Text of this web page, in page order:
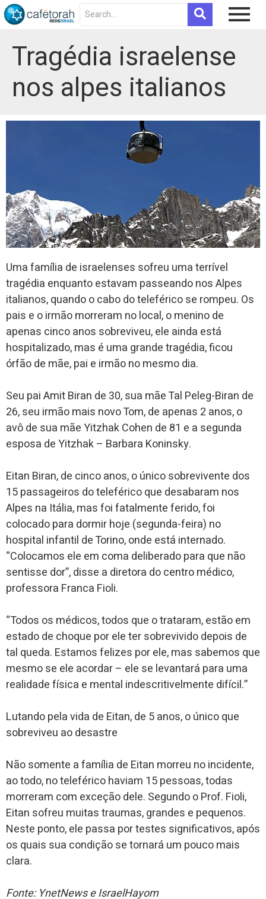
Tragédia israelense
nos alpes italianos
Uma família de israelenses sofreu uma terrível
tragédia enquanto estavam passeando nos Alpes
italianos, quando o cabo do teleférico se rompeu. Os
pais e o irmão morreram no local, o menino de
apenas cinco anos sobreviveu, ele ainda está
hospitalizado, mas é uma grande tragédia, ficou
órfão de mãe, pai e irmão no mesmo dia.
Seu pai Amit Biran de 30, sua mãe Tal Peleg-Biran de
26, seu irmão mais novo Tom, de apenas 2 anos, o
avô de sua mãe Yitzhak Cohen de 81 e a segunda
esposa de Yitzhak – Barbara Koninsky.
Eitan Biran, de cinco anos, o único sobrevivente dos
15 passageiros do teleférico que desabaram nos
Alpes na Itália, mas foi fatalmente ferido, foi
colocado para dormir hoje (segunda-feira) no
hospital infantil de Torino, onde está internado.
“Colocamos ele em coma deliberado para que não
sentisse dor”, disse a diretora do centro médico,
professora Franca Fioli.
“Todos os médicos, todos que o trataram, estão em
estado de choque por ele ter sobrevivido depois de
tal queda. Estamos felizes por ele, mas sabemos que
mesmo se ele acordar – ele se levantará para uma
realidade física e mental indescritivelmente difícil.”
Lutando pela vida de Eitan, de 5 anos, o único que
sobreviveu ao desastre
Não somente a família de Eitan morreu no incidente,
ao todo, no teleférico haviam 15 pessoas, todas
morreram com exceção dele. Segundo o Prof. Fioli,
Eitan sofreu muitas traumas, grandes e pequenos.
Neste ponto, ele passa por testes significativos, após
os quais sua condição se tornará um pouco mais
clara.
Fonte: YnetNews e IsraelHayom